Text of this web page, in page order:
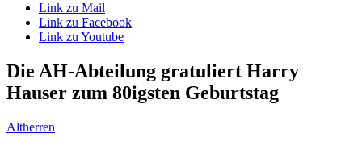
Link zu Mail
Link zu Facebook
Link zu Youtube
Die AH-Abteilung gratuliert Harry
Hauser zum 80igsten Geburtstag
Altherren